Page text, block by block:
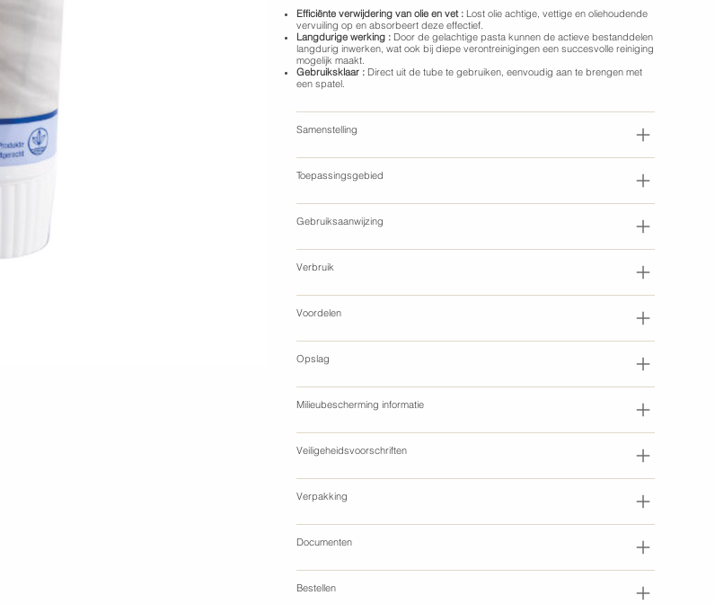
Efficiënte verwijdering van olie en vet :Lost olie achtige, vettige en oliehoudende
vervuiling op en absorbeert deze effectief.
Langdurige werking :Door de gelachtige pasta kunnen de actieve bestanddelen
langdurig inwerken, wat ook bij diepe verontreinigingen een succesvolle reiniging
mogelijk maakt.
Gebruiksklaar :Direct uit de tube te gebruiken, eenvoudig aan te brengen met
een spatel.
Samenstelling
Toepassingsgebied
Gebruiksaanwijzing
Verbruik
Voordelen
Opslag
Milieubescherming informatie
Veiligeheidsvoorschriften
Verpakking
Documenten
Bestellen